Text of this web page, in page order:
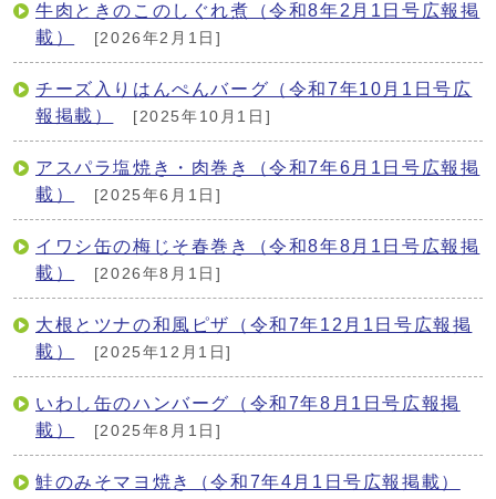
牛肉ときのこのしぐれ煮（令和8年2月1日号広報掲
載）
[2026年2月1日]
チーズ入りはんぺんバーグ（令和7年10月1日号広
報掲載）
[2025年10月1日]
アスパラ塩焼き・肉巻き（令和7年6月1日号広報掲
載）
[2025年6月1日]
イワシ缶の梅じそ春巻き（令和8年8月1日号広報掲
載）
[2026年8月1日]
大根とツナの和風ピザ（令和7年12月1日号広報掲
載）
[2025年12月1日]
いわし缶のハンバーグ（令和7年8月1日号広報掲
載）
[2025年8月1日]
鮭のみそマヨ焼き（令和7年4月1日号広報掲載）